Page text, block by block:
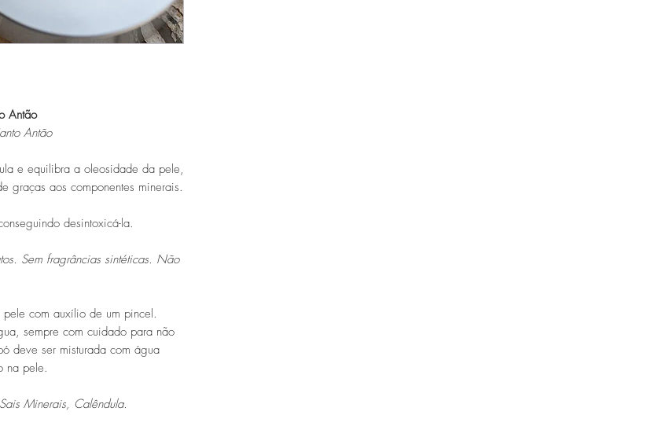
Antão
Antão
e equilibra a oleosidade da pele,
graças aos componentes minerais.
desintoxicá-la.
Sem fragrâncias sintéticas. Não
com auxílio de um pincel.
sempre com cuidado para não
deve ser misturada com água
na pele.
Minerais, Calêndula.